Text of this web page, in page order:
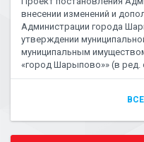
внесении изменений и
Администрации города
утверждении
муниципальным
«город Шарыпово»» (в ред.